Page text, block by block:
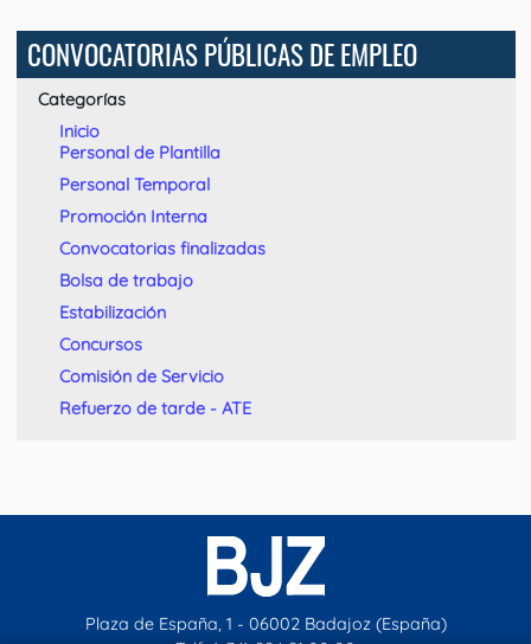
CONVOCATORIAS PÚBLICAS DE EMPLEO
Categorías
Inicio
Personal de Plantilla
Personal Temporal
Promoción Interna
Convocatorias finalizadas
Bolsa de trabajo
Estabilización
Concursos
Comisión de Servicio
Refuerzo de tarde - ATE
Plaza de España, 1 - 06002 Badajoz (España)